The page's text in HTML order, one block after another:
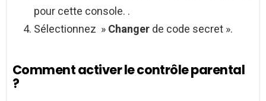
pour cette console. .
Sélectionnez » Changer de code secret ».
Comment activer le contrôle parental
?